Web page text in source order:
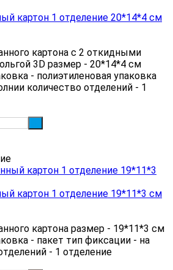
картон 1 отделение 20*14*4 см
картона с 2 откидными
3D размер - 20*14*4 см
- полиэтиленовая упаковка
количество отделений - 1
картон 1 отделение 19*11*3 см
картона размер - 19*11*3 см
- пакет тип фиксации - на
- 1 отделение